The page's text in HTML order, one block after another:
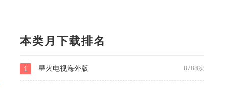
本类月下载排名
8788次
1 星火电视海外版